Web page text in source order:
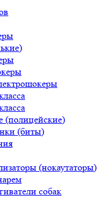
(полицейские)
(биты)
(нокаутаторы)
собак